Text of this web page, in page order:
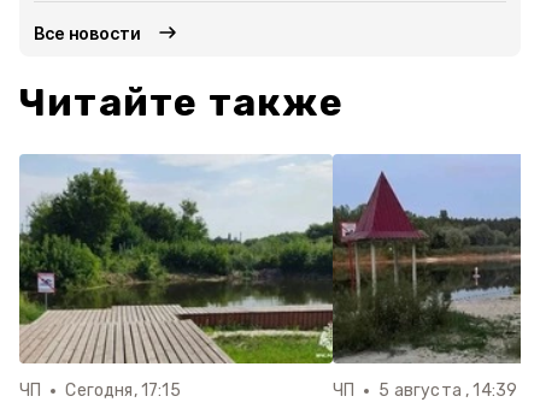
Все новости
Читайте также
ЧП Сегодня, 17:15 ЧП 5 августа , 14:39